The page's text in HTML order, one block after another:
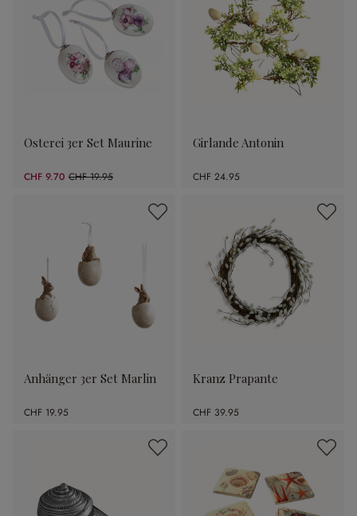
Osterei 3er Set Maurine
CHF 9.70 CHF 19.95
(51.38% gespart)
Girlande Antonin
CHF 24.95
Anhänger 3er Set Marlin
CHF 19.95
Kranz Prapante
CHF 39.95